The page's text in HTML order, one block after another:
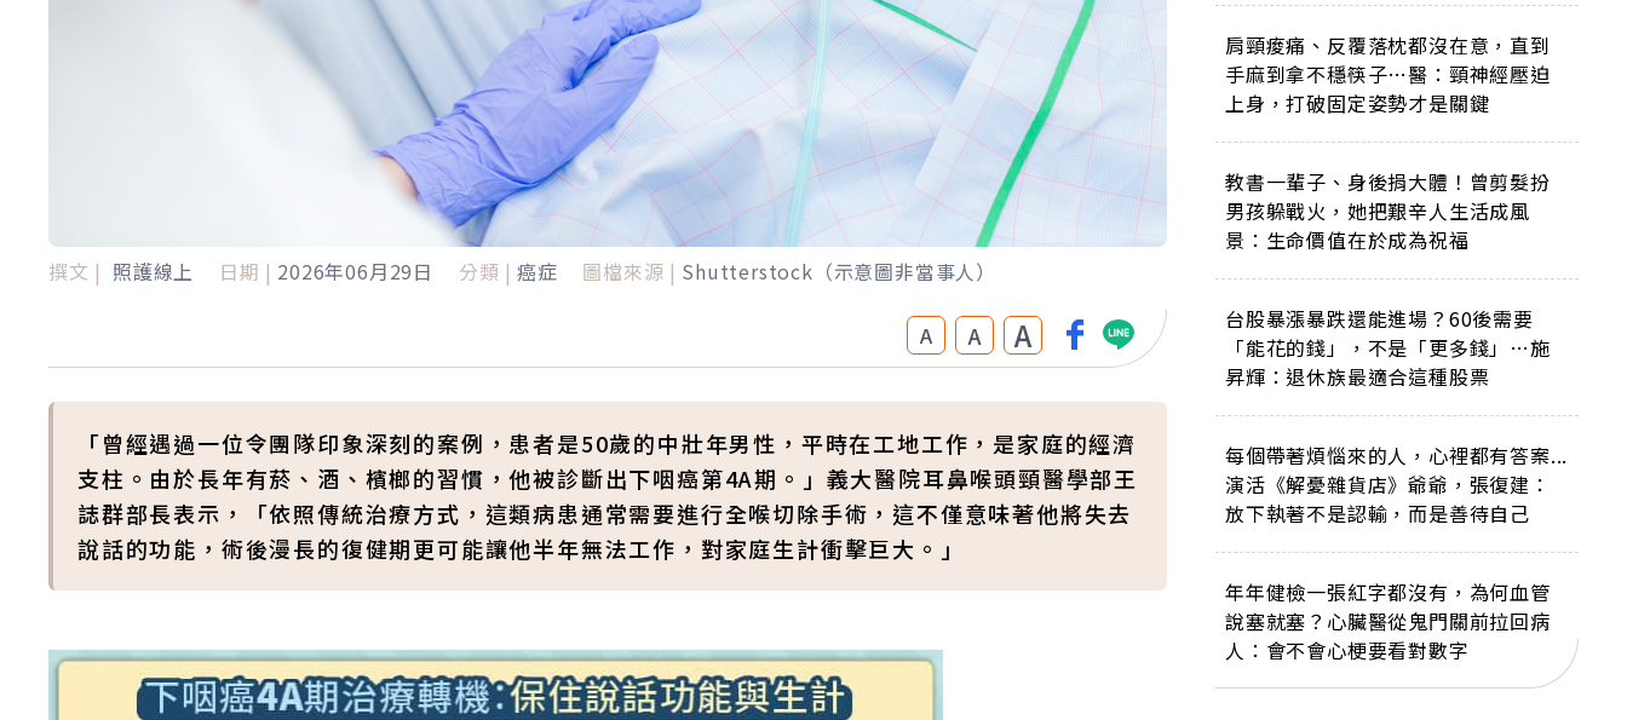
撰文 | 照護線上 日期 | 2026年06月29日 分類 | 癌症 圖檔來源 | Shutterstock（示意圖非當事人）
A A A
「曾經遇過一位令團隊印象深刻的案例，患者是50歲的中壯年男性，平時在工地工作，是家庭的經濟
支柱。由於長年有菸、酒、檳榔的習慣，他被診斷出下咽癌第4A期。」義大醫院耳鼻喉頭頸醫學部王
誌群部長表示，「依照傳統治療方式，這類病患通常需要進行全喉切除手術，這不僅意味著他將失去
說話的功能，術後漫長的復健期更可能讓他半年無法工作，對家庭生計衝擊巨大。」
肩頸痠痛、反覆落枕都沒在意，直到
手麻到拿不穩筷子…醫：頸神經壓迫
上身，打破固定姿勢才是關鍵
教書一輩子、身後捐大體！曾剪髮扮
男孩躲戰火，她把艱辛人生活成風
景：生命價值在於成為祝福
台股暴漲暴跌還能進場？60後需要
「能花的錢」，不是「更多錢」…施
昇輝：退休族最適合這種股票
每個帶著煩惱來的人，心裡都有答案...
演活《解憂雜貨店》爺爺，張復建：
放下執著不是認輸，而是善待自己
年年健檢一張紅字都沒有，為何血管
說塞就塞？心臟醫從鬼門關前拉回病
人：會不會心梗要看對數字